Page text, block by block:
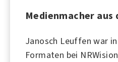
Medienmacher aus
Janosch Leuffen war
Formaten bei